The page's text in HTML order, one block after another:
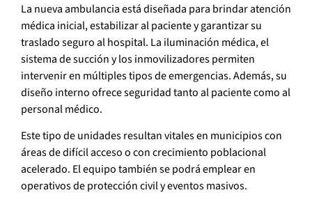
La nueva ambulancia está diseñada para brindar atención
médica inicial, estabilizar al paciente y garantizar su
traslado seguro al hospital. La iluminación médica, el
sistema de succión y los inmovilizadores permiten
intervenir en múltiples tipos de emergencias. Además, su
diseño interno ofrece seguridad tanto al paciente como al
personal médico.
Este tipo de unidades resultan vitales en municipios con
áreas de difícil acceso o con crecimiento poblacional
acelerado. El equipo también se podrá emplear en
operativos de protección civil y eventos masivos.